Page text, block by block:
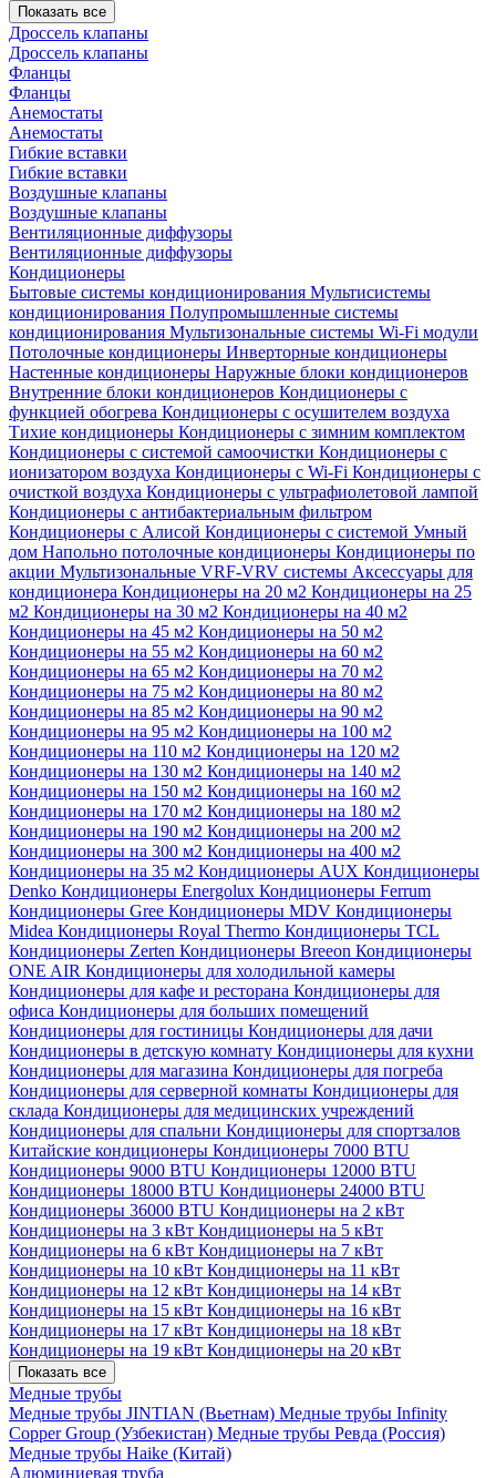
Показать все
Дроссель клапаны
Дроссель клапаны
Фланцы
Фланцы
Анемостаты
Анемостаты
Гибкие вставки
Гибкие вставки
Воздушные клапаны
Воздушные клапаны
Вентиляционные диффузоры
Вентиляционные диффузоры
Кондиционеры
Бытовые системы кондиционирования Мультисистемы
кондиционирования Полупромышленные системы
кондиционирования Мультизональные системы Wi-Fi модули
Потолочные кондиционеры Инверторные кондиционеры
Настенные кондиционеры Наружные блоки кондиционеров
Внутренние блоки кондиционеров Кондиционеры с
функцией обогрева Кондиционеры с осушителем воздуха
Тихие кондиционеры Кондиционеры с зимним комплектом
Кондиционеры с системой самоочистки Кондиционеры с
ионизатором воздуха Кондиционеры с Wi-Fi Кондиционеры с
очисткой воздуха Кондиционеры с ультрафиолетовой лампой
Кондиционеры с антибактериальным фильтром
Кондиционеры с Алисой Кондиционеры с системой Умный
дом Напольно потолочные кондиционеры Кондиционеры по
акции Мультизональные VRF-VRV системы Аксессуары для
кондиционера Кондиционеры на 20 м2 Кондиционеры на 25
м2 Кондиционеры на 30 м2 Кондиционеры на 40 м2
Кондиционеры на 45 м2 Кондиционеры на 50 м2
Кондиционеры на 55 м2 Кондиционеры на 60 м2
Кондиционеры на 65 м2 Кондиционеры на 70 м2
Кондиционеры на 75 м2 Кондиционеры на 80 м2
Кондиционеры на 85 м2 Кондиционеры на 90 м2
Кондиционеры на 95 м2 Кондиционеры на 100 м2
Кондиционеры на 110 м2 Кондиционеры на 120 м2
Кондиционеры на 130 м2 Кондиционеры на 140 м2
Кондиционеры на 150 м2 Кондиционеры на 160 м2
Кондиционеры на 170 м2 Кондиционеры на 180 м2
Кондиционеры на 190 м2 Кондиционеры на 200 м2
Кондиционеры на 300 м2 Кондиционеры на 400 м2
Кондиционеры на 35 м2 Кондиционеры AUX Кондиционеры
Denko Кондиционеры Energolux Кондиционеры Ferrum
Кондиционеры Gree Кондиционеры MDV Кондиционеры
Midea Кондиционеры Royal Thermo Кондиционеры TCL
Кондиционеры Zerten Кондиционеры Breeon Кондиционеры
ONE AIR Кондиционеры для холодильной камеры
Кондиционеры для кафе и ресторана Кондиционеры для
офиса Кондиционеры для больших помещений
Кондиционеры для гостиницы Кондиционеры для дачи
Кондиционеры в детскую комнату Кондиционеры для кухни
Кондиционеры для магазина Кондиционеры для погреба
Кондиционеры для серверной комнаты Кондиционеры для
склада Кондиционеры для медицинских учреждений
Кондиционеры для спальни Кондиционеры для спортзалов
Китайские кондиционеры Кондиционеры 7000 BTU
Кондиционеры 9000 BTU Кондиционеры 12000 BTU
Кондиционеры 18000 BTU Кондиционеры 24000 BTU
Кондиционеры 36000 BTU Кондиционеры на 2 кВт
Кондиционеры на 3 кВт Кондиционеры на 5 кВт
Кондиционеры на 6 кВт Кондиционеры на 7 кВт
Кондиционеры на 10 кВт Кондиционеры на 11 кВт
Кондиционеры на 12 кВт Кондиционеры на 14 кВт
Кондиционеры на 15 кВт Кондиционеры на 16 кВт
Кондиционеры на 17 кВт Кондиционеры на 18 кВт
Кондиционеры на 19 кВт Кондиционеры на 20 кВт
Показать все
Медные трубы
Медные трубы JINTIAN (Вьетнам) Медные трубы Infinity
Copper Group (Узбекистан) Медные трубы Ревда (Россия)
Медные трубы Haike (Китай)
Алюминиевая труба